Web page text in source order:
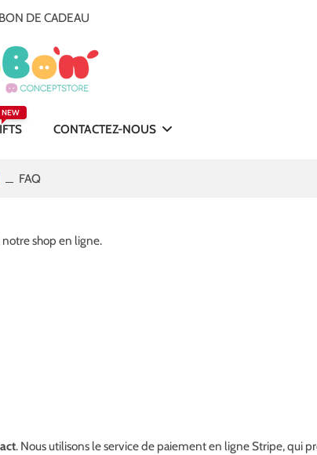
DE CADEAU
NEW
CONTACTEZ-NOUS
FAQ
shop en ligne.
. Nous utilisons le service de paiement en ligne Stripe, qui